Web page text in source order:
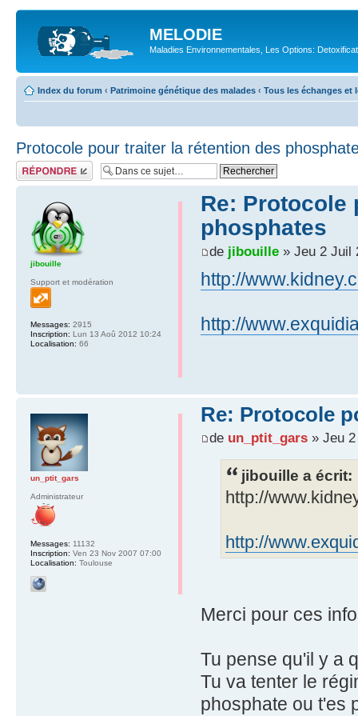
MELODIE
Maladies Environnementales, Les Options:
Index du forum ‹ Patrimoine génétique des malades ‹ Tous les échanges et
Protocole pour traiter la rétention des
Répondre
Re: Protocole
phosphates
de jibouille» Jeu 2 Juil
http://
http://
jibouille
Support et modération
Messages: 2915
Inscription: Lun 13 Aoû 2012 10:24
Localisation: 66
Re: Protocole
de un_ptit_gars» Jeu 2
jibouille a écrit:
http://
http://
Merci pour ces
Tu pense qu'il y a
Tu va tenter le
phosphate ou t'es
un_ptit_gars
Administrateur
Messages: 11132
Inscription: Ven 23 Nov 2007 07:00
Localisation: Toulouse